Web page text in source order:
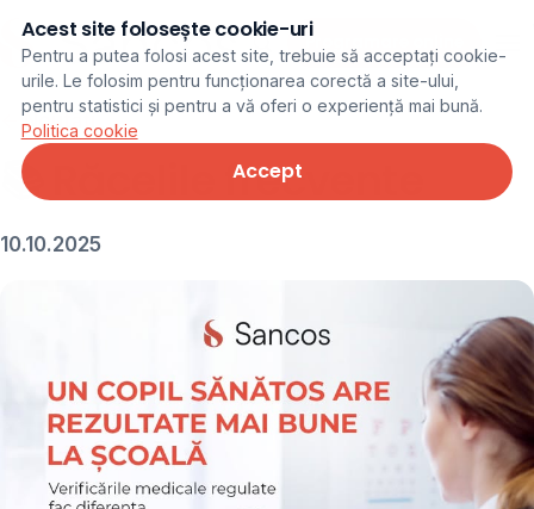
Programare online
← Noutăți
📚 Răcelile frecvente
10.10.2025
Acest site folosește cookie-uri
Pentru a putea folosi acest site, trebuie să acceptați cookie-
urile. Le folosim pentru funcționarea corectă a site-ului,
pentru statistici și pentru a vă oferi o experiență mai bună.
Politica cookie
Accept